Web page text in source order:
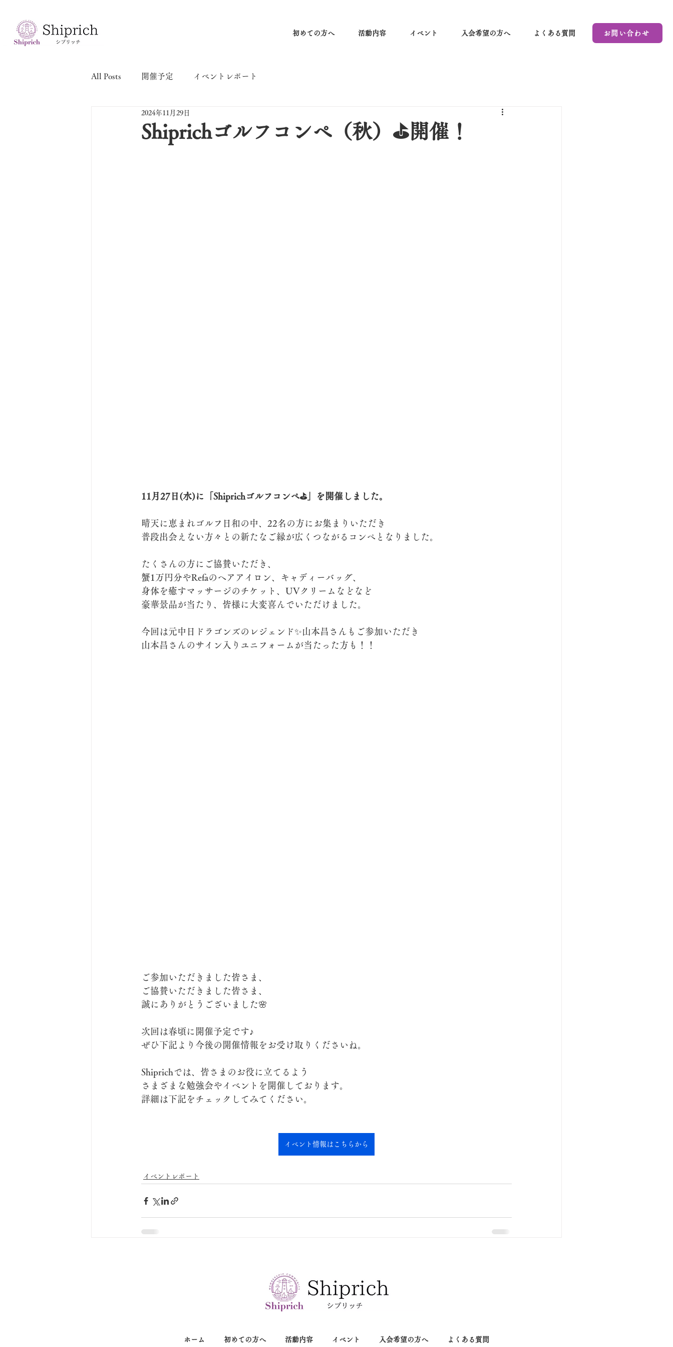
初めての方へ 活動内容 イベント 入会希望の方へ よくある質問 お問い合わせ
All Posts 開催予定 イベントレポート
Shiprichゴルフコンペ（秋）⛳️開催！
2024年11月29日
11月27日(水)に「Shiprichゴルフコンペ⛳️」を開催しました。
晴天に恵まれゴルフ日和の中、22名の方にお集まりいただき
普段出会えない方々との新たなご縁が広くつながるコンペとなりました。
たくさんの方にご協賛いただき、
蟹1万円分やRefaのヘアアイロン、キャディーバッグ、
身体を癒すマッサージのチケット、UVクリームなどなど
豪華景品が当たり、皆様に大変喜んでいただけました。
今回は元中日ドラゴンズのレジェンド✨山本昌さんもご参加いただき
山本昌さんのサイン入りユニフォームが当たった方も！！
ご参加いただきました皆さま、
ご協賛いただきました皆さま、
誠にありがとうございました🌸
次回は春頃に開催予定です♪
ぜひ下記より今後の開催情報をお受け取りくださいね。
Shiprichでは、皆さまのお役に立てるよう
さまざまな勉強会やイベントを開催しております。
詳細は下記をチェックしてみてください。
イベント情報はこちらから
イベントレポート
ホーム 初めての方へ 活動内容 イベント 入会希望の方へ よくある質問